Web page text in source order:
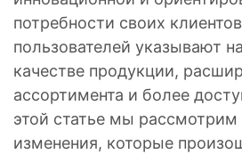
потребности своих
пользователей указывают
качестве продукции,
ассортимента и более
этой статье мы
изменения, которые